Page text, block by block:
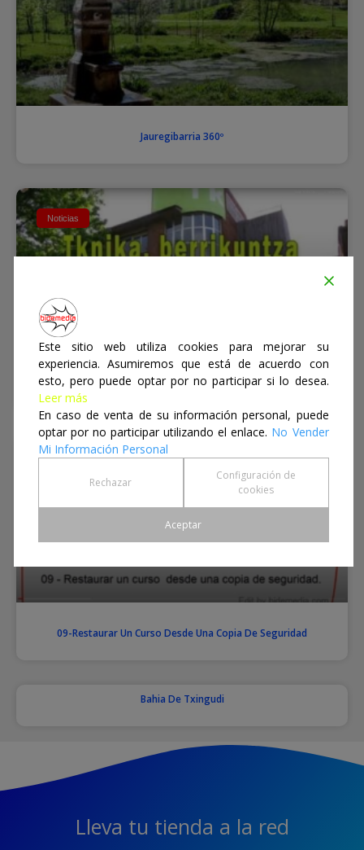
Jauregibarria 360º
Noticias
Proyecto TKNIKA
09-Restaurar Un Curso Desde Una Copia De Seguridad
Bahia De Txingudi
Lleva tu tienda a la red
Este sitio web utiliza cookies para mejorar su
experiencia. Asumiremos que está de acuerdo con
esto, pero puede optar por no participar si lo desea.
Leer más
En caso de venta de su información personal, puede
optar por no participar utilizando el enlace. No Vender
Mi Información Personal
Rechazar
Configuración de
cookies
Aceptar